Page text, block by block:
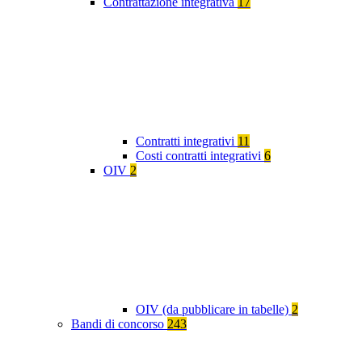
Contratti integrativi 11
Costi contratti integrativi 6
OIV 2
OIV (da pubblicare in tabelle) 2
Bandi di concorso 243